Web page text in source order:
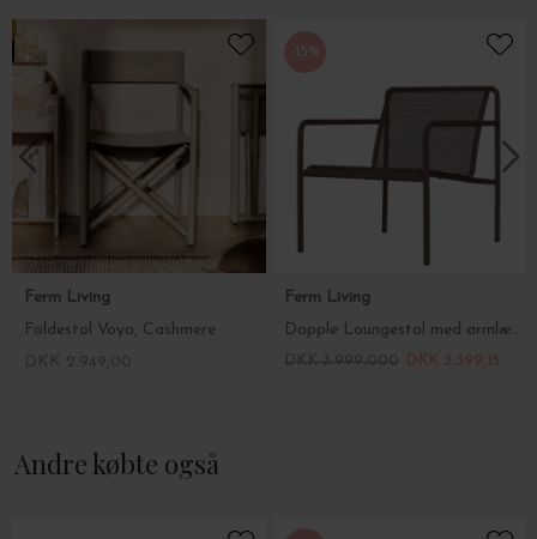
Stolen er ikke bare enkel og elegant, den er også virkelig god at
sidde i - kom gerne forbi butikken og test siddekomforten.
Siddehøjde: 45 cm.
Ferm Living
Foldestol Voya, Cashmere
-15%
Ferm Living
Dapple Loungestol med armlæn, Dark Chocolate
Andre købte også